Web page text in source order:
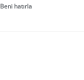
Beni hatırla